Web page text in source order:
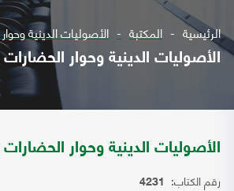
الرئيسية المكتبة الأصوليات الدينية
الأصوليات الدينية وحوار الحضارات
الأصوليات الدينية وحوار الحضارات
رقم الكتاب: 4231